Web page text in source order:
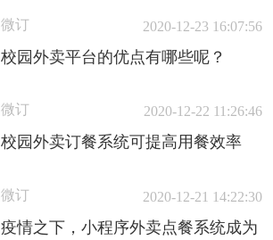
微订 2020-12-23 16:07:56
校园外卖平台的优点有哪些呢？
微订 2020-12-22 11:26:46
校园外卖订餐系统可提高用餐效率
微订 2020-12-21 14:22:30
疫情之下，小程序外卖点餐系统成为